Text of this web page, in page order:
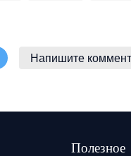
Напишите
Полезное